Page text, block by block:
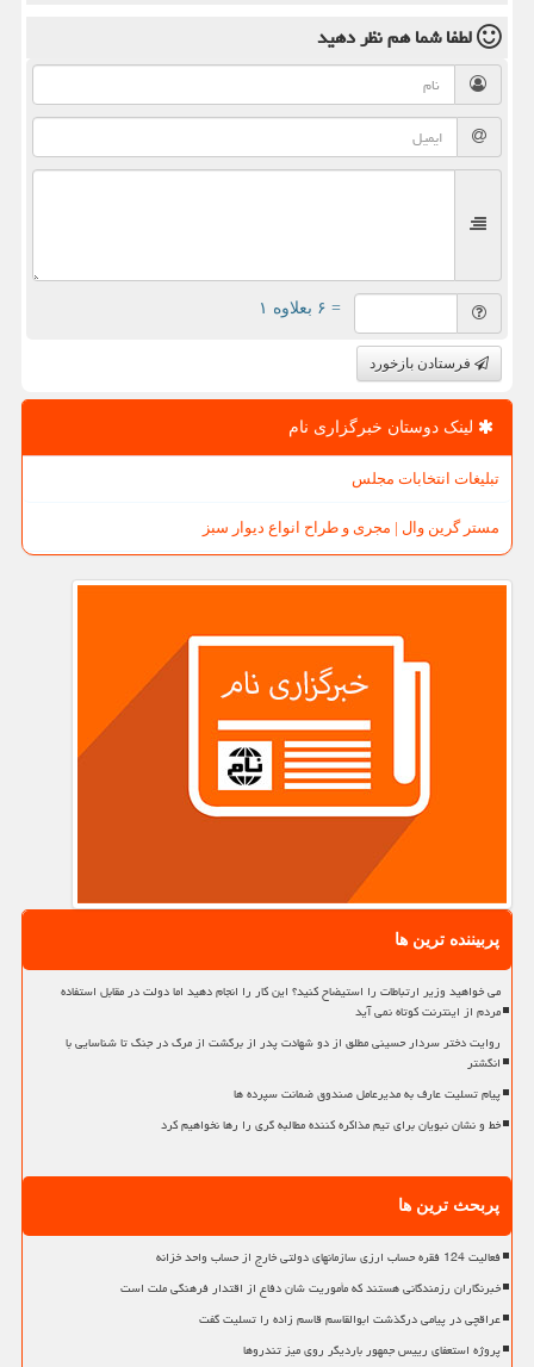
لطفا شما همنظر دهید
= ۶ بعلاوه ۱
فرستادن بازخورد
لینک دوستان خبرگزاری نام
تبلیغات انتخابات مجلس
مستر گرین وال | مجری و طراح انواع دیوار سبز
پربیننده ترین ها
می خواهید وزیر ارتباطات را استیضاح کنید؟ این کار را انجام دهید اما دولت در مقابل استفاده
مردم از اینترنت کوتاه نمی آید
روایت دختر سردار حسینی مطلق از دو شهادت پدر از برگشت از مرگ در جنگ تا شناسایی با
انگشتر
پیام تسلیت عارف به مدیرعامل صندوق ضمانت سپرده ها
خط و نشان نبویان برای تیم مذاکره کننده مطالبه گری را رها نخواهیم کرد
پربحث ترین ها
فعالیت 124 فقره حساب ارزی سازمانهای دولتی خارج از حساب واحد خزانه
خبرنگاران رزمندگانی هستند که مأموریت شان دفاع از اقتدار فرهنگی ملت است
عراقچی در پیامی درگذشت ابوالقاسم قاسم زاده را تسلیت گفت
پروژه استعفای رییس جمهور باردیگر روی میز تندروها